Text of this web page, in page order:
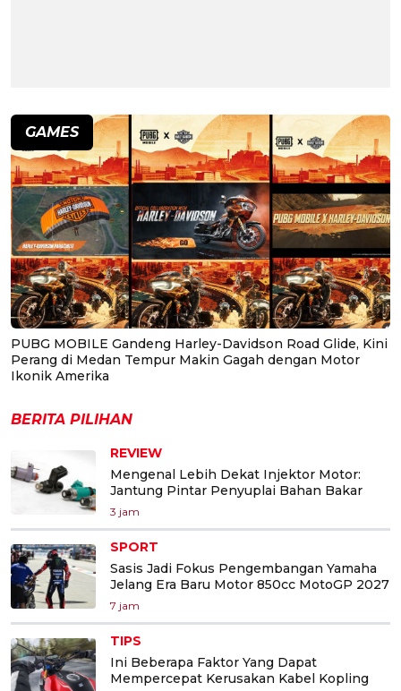
GAMES
PUBG MOBILE Gandeng Harley-Davidson Road Glide, Kini
Perang di Medan Tempur Makin Gagah dengan Motor
Ikonik Amerika
BERITA PILIHAN
REVIEW
Mengenal Lebih Dekat Injektor Motor:
Jantung Pintar Penyuplai Bahan Bakar
3 jam
SPORT
Sasis Jadi Fokus Pengembangan Yamaha
Jelang Era Baru Motor 850cc MotoGP 2027
7 jam
TIPS
Ini Beberapa Faktor Yang Dapat
Mempercepat Kerusakan Kabel Kopling